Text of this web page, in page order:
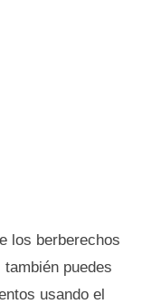
los berberechos
puedes
usando el